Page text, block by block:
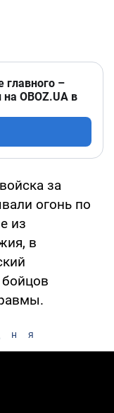
главного –
OBOZ.UA в
за
огонь по
из
в